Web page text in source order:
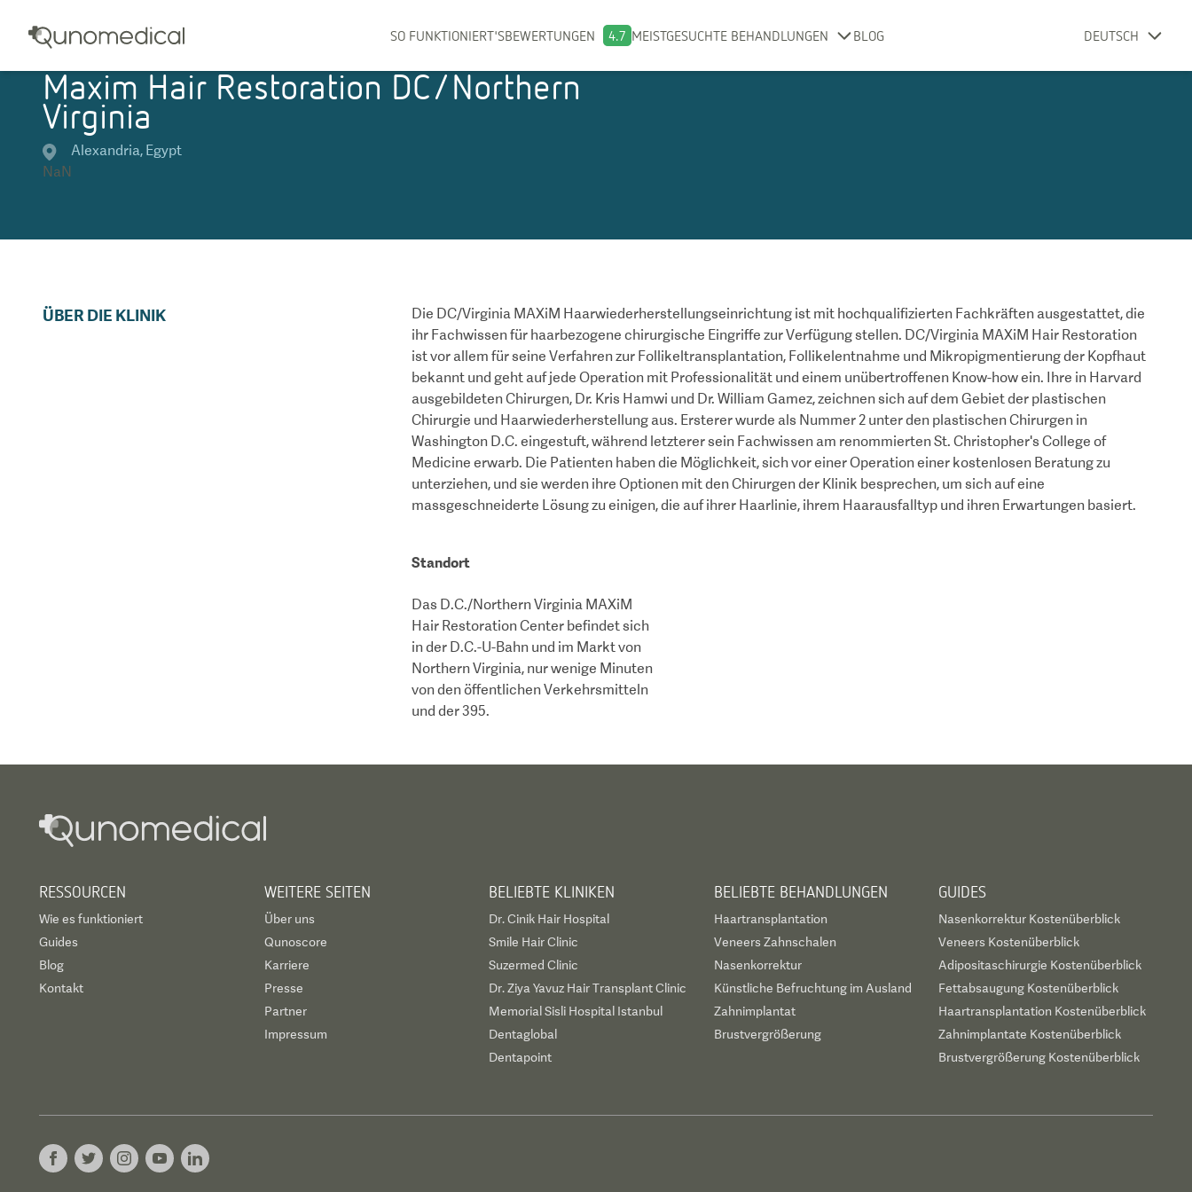
SO FUNKTIONIERT'SBEWERTUNGEN 4.7 MEISTGESUCHTE BEHANDLUNGEN BLOG DEUTSCH
Maxim Hair Restoration DC/Northern
Virginia
Alexandria, Egypt
NaN
ÜBER DIE KLINIK
Die DC/Virginia MAXiM Haarwiederherstellungseinrichtung ist mit hochqualifizierten Fachkräften ausgestattet, die
ihr Fachwissen für haarbezogene chirurgische Eingriffe zur Verfügung stellen. DC/Virginia MAXiM Hair Restoration
ist vor allem für seine Verfahren zur Follikeltransplantation, Follikelentnahme und Mikropigmentierung der Kopfhaut
bekannt und geht auf jede Operation mit Professionalität und einem unübertroffenen Know-how ein. Ihre in Harvard
ausgebildeten Chirurgen, Dr. Kris Hamwi und Dr. William Gamez, zeichnen sich auf dem Gebiet der plastischen
Chirurgie und Haarwiederherstellung aus. Ersterer wurde als Nummer 2 unter den plastischen Chirurgen in
Washington D.C. eingestuft, während letzterer sein Fachwissen am renommierten St. Christopher's College of
Medicine erwarb. Die Patienten haben die Möglichkeit, sich vor einer Operation einer kostenlosen Beratung zu
unterziehen, und sie werden ihre Optionen mit den Chirurgen der Klinik besprechen, um sich auf eine
massgeschneiderte Lösung zu einigen, die auf ihrer Haarlinie, ihrem Haarausfalltyp und ihren Erwartungen basiert.
Standort
Das D.C./Northern Virginia MAXiM
Hair Restoration Center befindet sich
in der D.C.-U-Bahn und im Markt von
Northern Virginia, nur wenige Minuten
von den öffentlichen Verkehrsmitteln
und der 395.
RESSOURCEN
Wie es funktioniert
Guides
Blog
Kontakt
WEITERE SEITEN
Über uns
Qunoscore
Karriere
Presse
Partner
Impressum
BELIEBTE KLINIKEN
Dr. Cinik Hair Hospital
Smile Hair Clinic
Suzermed Clinic
Dr. Ziya Yavuz Hair Transplant Clinic
Memorial Sisli Hospital Istanbul
Dentaglobal
Dentapoint
BELIEBTE BEHANDLUNGEN
Haartransplantation
Veneers Zahnschalen
Nasenkorrektur
Künstliche Befruchtung im Ausland
Zahnimplantat
Brustvergrößerung
GUIDES
Nasenkorrektur Kostenüberblick
Veneers Kostenüberblick
Adipositaschirurgie Kostenüberblick
Fettabsaugung Kostenüberblick
Haartransplantation Kostenüberblick
Zahnimplantate Kostenüberblick
Brustvergrößerung Kostenüberblick